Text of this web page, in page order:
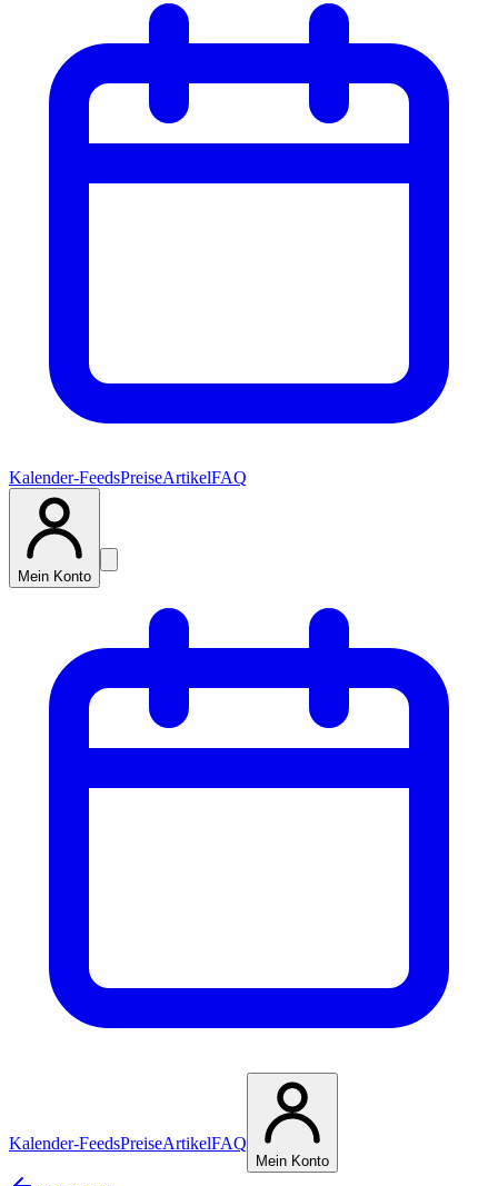
Kalender-FeedsPreiseArtikelFAQ
Mein Konto
Kalender-FeedsPreiseArtikelFAQ
Mein Konto